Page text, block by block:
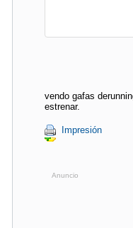
vendo gafas
estrenar.
Impresión
Anuncio